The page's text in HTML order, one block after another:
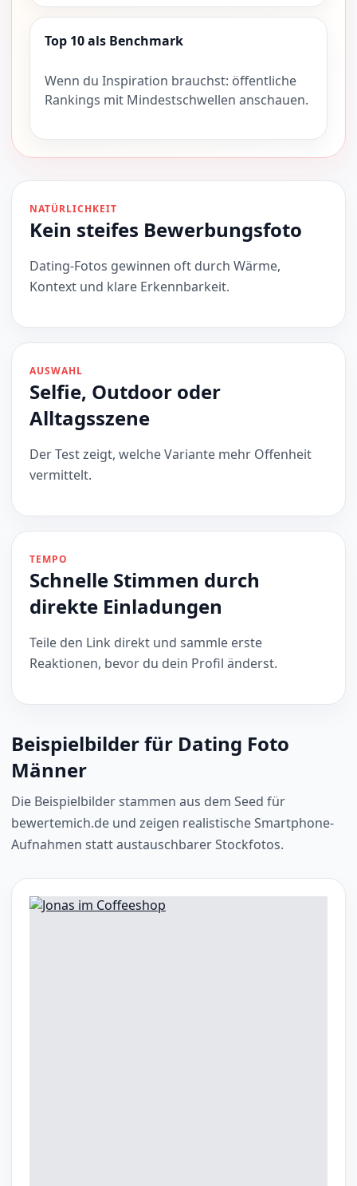
Top 10 als Benchmark
Wenn du Inspiration brauchst: öffentliche
Rankings mit Mindestschwellen anschauen.
NATÜRLICHKEIT
Kein steifes Bewerbungsfoto
Dating-Fotos gewinnen oft durch Wärme,
Kontext und klare Erkennbarkeit.
AUSWAHL
Selfie, Outdoor oder
Alltagsszene
Der Test zeigt, welche Variante mehr Offenheit
vermittelt.
TEMPO
Schnelle Stimmen durch
direkte Einladungen
Teile den Link direkt und sammle erste
Reaktionen, bevor du dein Profil änderst.
Beispielbilder für Dating Foto
Männer
Die Beispielbilder stammen aus dem Seed für
bewertemich.de und zeigen realistische Smartphone-
Aufnahmen statt austauschbarer Stockfotos.